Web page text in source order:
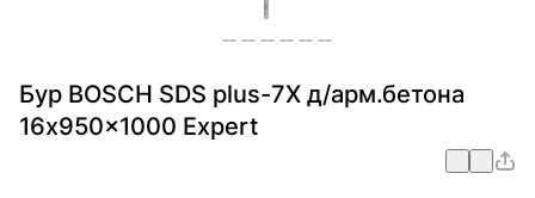
Бур BOSCH SDS plus-7X д/арм.бетона
16x950x1000 Expert